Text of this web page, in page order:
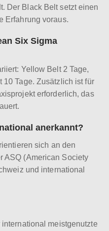
Der Black Belt setzt einen
Erfahrung voraus.
Six Sigma
Yellow Belt 2 Tage,
10 Tage. Zusätzlich ist für
erforderlich, das
anerkannt?
sich an den
ASQ (American Society
und international
meistgenutzte